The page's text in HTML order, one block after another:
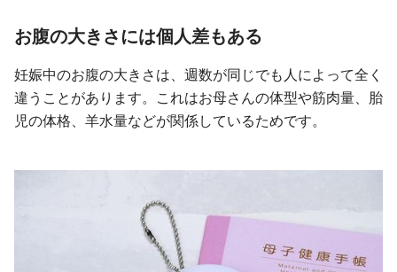
お腹の大きさには個人差もある
妊娠中のお腹の大きさは、週数が同じでも人によって全く
違うことがあります。これはお母さんの体型や筋肉量、胎
児の体格、羊水量などが関係しているためです。